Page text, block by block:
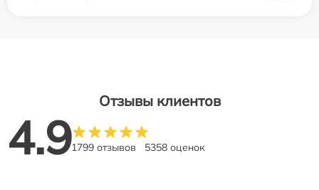
Отзывы клиентов
4.91799 отзывов 5358 оценок